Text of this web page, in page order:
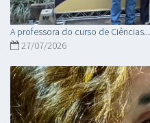
A professora do curso de Ciências...
27/07/2026